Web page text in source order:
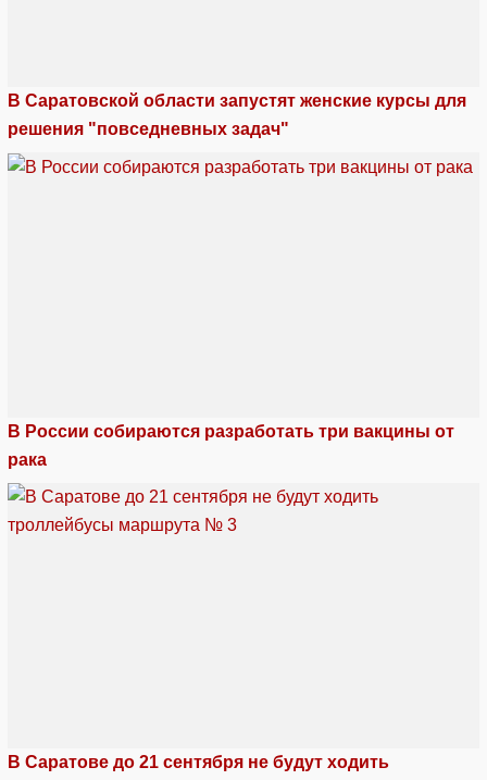
В Саратовской области запустят женские курсы для
решения "повседневных задач"
В России собираются разработать три вакцины от
рака
В Саратове до 21 сентября не будут ходить